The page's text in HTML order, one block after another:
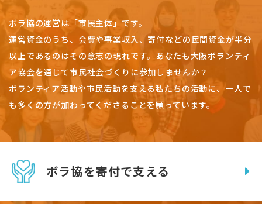
ボラ協の運営は「市民主体」です。
運営資金のうち、会費や事業収入、寄付などの民間資金が半分
以上であるのはその意志の現れです。 あなたも大阪ボランティ
ア協会を通じて市民社会づくりに参加しませんか？
ボランティア活動や市民活動を支える私たちの活動に、一人で
も多くの方が加わってくださることを願っています。
ボラ協を寄付で支える